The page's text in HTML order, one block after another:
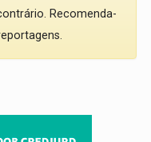
Recomenda-